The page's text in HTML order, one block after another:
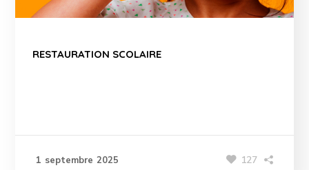
RESTAURATION SCOLAIRE
1 septembre 2025 127